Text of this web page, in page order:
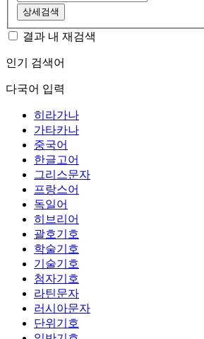
상세검색
결과 내 재검색
인기 검색어
다국어 입력
히라가나
가타카나
중국어
한글고어
그리스문자
프랑스어
독일어
히브리어
괄호기호
학술기호
기술기호
첨자기호
라틴문자
러시아문자
단위기호